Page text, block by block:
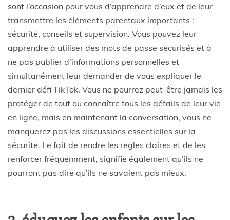
sont l’occasion pour vous d’apprendre d’eux et de leur
transmettre les éléments parentaux importants :
sécurité, conseils et supervision. Vous pouvez leur
apprendre à utiliser des mots de passe sécurisés et à
ne pas publier d’informations personnelles et
simultanément leur demander de vous expliquer le
dernier défi TikTok. Vous ne pourrez peut-être jamais les
protéger de tout ou connaître tous les détails de leur vie
en ligne, mais en maintenant la conversation, vous ne
manquerez pas les discussions essentielles sur la
sécurité. Le fait de rendre les règles claires et de les
renforcer fréquemment, signifie également qu’ils ne
pourront pas dire qu’ils ne savaient pas mieux.